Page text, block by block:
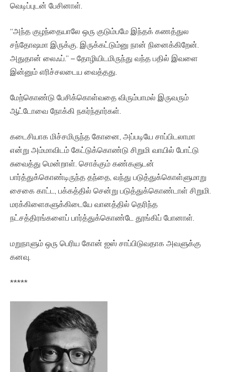
வெடிப்புடன் பேசினாள்.
“அந்த குழந்தையாலே ஒரு குடும்பமே இந்தக் கணத்துல
சந்தோஷமா இருக்கு. இருக்கட்டும்னு நான் நினைக்கிறேன்.
அதுதான் லைஃப்.” – தோழியிடமிருந்து வந்த பதில் இவளை
இன்னும் எரிச்சலடைய வைத்தது.
மேற்கொண்டு பேசிக்கொள்வதை விரும்பாமல் இருவரும்
ஆட்டோவை நோக்கி நகர்ந்தார்கள்.
கடைசியாக மிச்சமிருந்த கோனை, அப்படியே சாப்பிடலாமா
என்று அம்மாவிடம் கேட்டுக்கொண்டு சிறுமி வாயில் போட்டு
சுவைத்து மென்றாள். சொக்கும் கண்களுடன்
பார்த்துக்கொண்டிருந்த தந்தை, வந்து படுத்துக்கொள்ளுமாறு
சைகை காட்ட, பக்கத்தில் சென்று படுத்துக்கொண்டாள் சிறுமி.
மரக்கிளைகளுக்கிடையே வானத்தில் தெரிந்த
நட்சத்திரங்களைப் பார்த்துக்கொண்டே தூங்கிப் போனாள்.
மறுநாளும் ஒரு பெரிய கோன் ஐஸ் சாப்பிடுவதாக அவளுக்கு
கனவு.
*****